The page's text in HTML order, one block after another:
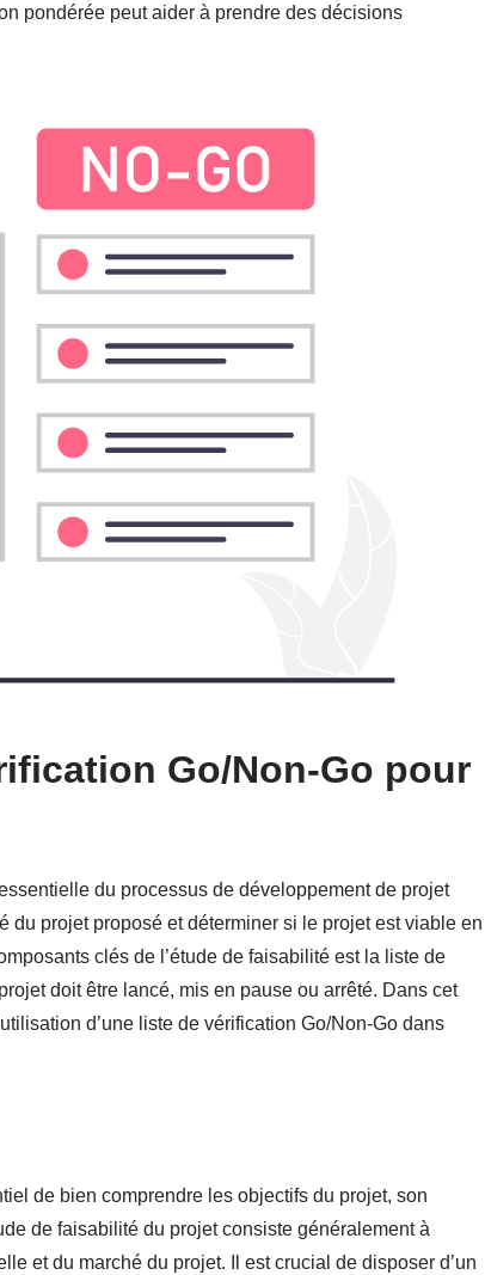
pondérée peut aider à prendre des décisions
Go/Non-Go pour
du processus de développement de projet
projet proposé et déterminer si le projet est viable en
clés de l’étude de faisabilité est la liste de
doit être lancé, mis en pause ou arrêté. Dans cet
d’une liste de vérification Go/Non-Go dans
de bien comprendre les objectifs du projet, son
de faisabilité du projet consiste généralement à
et du marché du projet. Il est crucial de disposer d’un